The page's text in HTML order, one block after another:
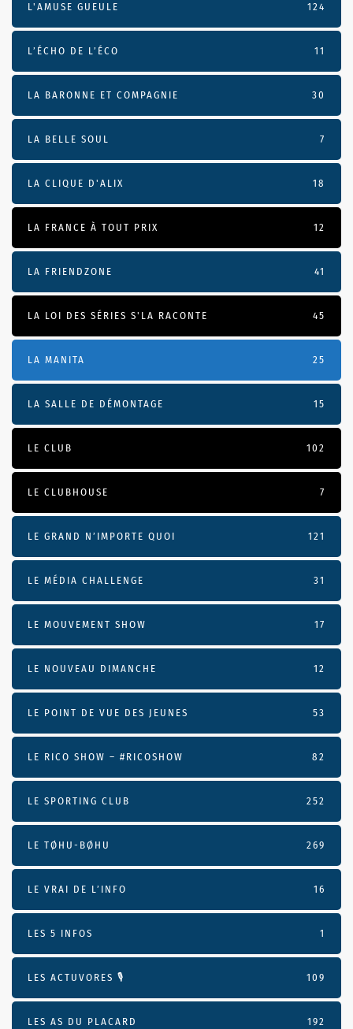
L'AMUSE GUEULE 124
L’ÉCHO DE L’ÉCO 11
LA BARONNE ET COMPAGNIE 30
LA BELLE SOUL 7
LA CLIQUE D'ALIX 18
LA FRANCE À TOUT PRIX 12
LA FRIENDZONE 41
LA LOI DES SÉRIES S'LA RACONTE 45
LA MANITA 25
LA SALLE DE DÉMONTAGE 15
LE CLUB 102
LE CLUBHOUSE 7
LE GRAND N’IMPORTE QUOI 121
LE MÉDIA CHALLENGE 31
LE MOUVEMENT SHOW 17
LE NOUVEAU DIMANCHE 12
LE POINT DE VUE DES JEUNES 53
LE RICO SHOW – #RICOSHOW 82
LE SPORTING CLUB 252
LE TØHU-BØHU 269
LE VRAI DE L’INFO 16
LES 5 INFOS 1
LES ACTUVORES 🎙 109
LES AS DU PLACARD 192